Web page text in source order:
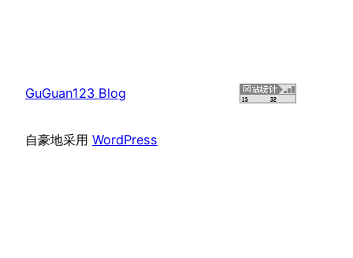
GuGuan123 Blog
自豪地采用 WordPress